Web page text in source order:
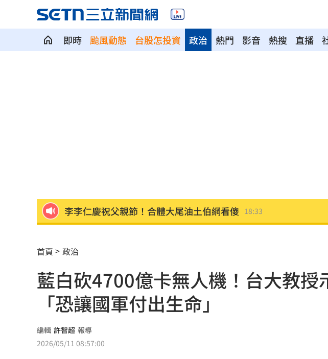
即時 颱風動態 台股怎投資 熱門 影音 熱搜 直播
政治
李李仁慶祝父親節！合體大尾油土伯網看傻 18:33
傳與女員工婚外情助升遷 FIFA主席回應了
台灣高中生超神！這賽事拿下1金2銀2銅 18:27
二伯衣印哈哈鄙卑 專家：別穿去日本被笑
向中國洩半導體機密 前SK海力士員工慘了
戰疫苗！他再批蔣萬安：神也是你鬼也是你
首頁 政治
藍白砍4700億卡無人機！台大教授
「恐讓國軍付出生命」
編輯 許智超 報導
2026/05/11 08:57:00